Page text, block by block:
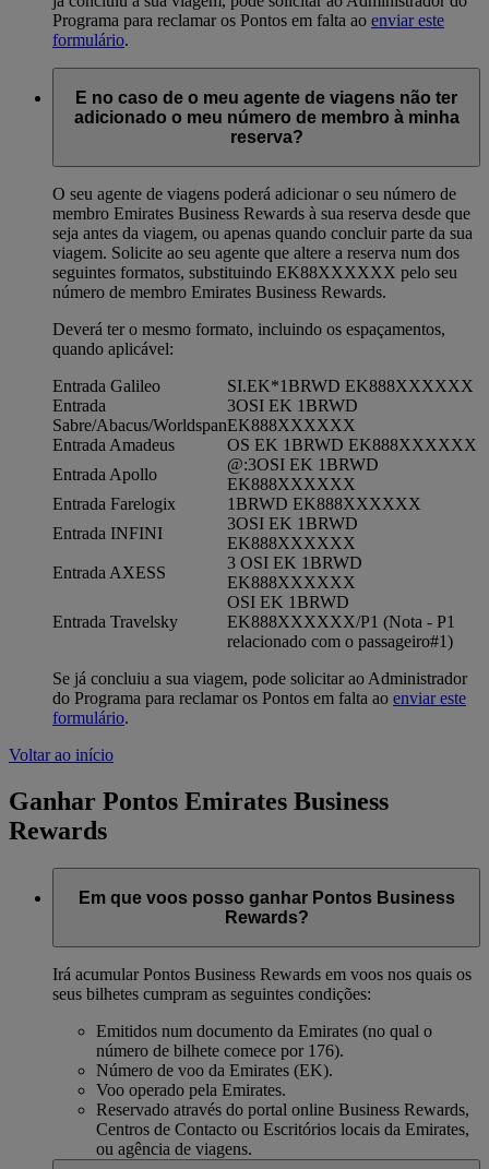
Programa para reclamar os Pontos em falta ao enviar este
formulário.
E no caso de o meu agente de viagens não ter
adicionado o meu número de membro à minha
reserva?
O seu agente de viagens poderá adicionar o seu número de
membro Emirates Business Rewards à sua reserva desde que
seja antes da viagem, ou apenas quando concluir parte da sua
viagem. Solicite ao seu agente que altere a reserva num dos
seguintes formatos, substituindo EK88XXXXXX pelo seu
número de membro Emirates Business Rewards.
Deverá ter o mesmo formato, incluindo os espaçamentos,
quando aplicável:
Entrada Galileo
SI.EK*1BRWD EK888XXXXXX
Entrada
Sabre/Abacus/Worldspan
3OSI EK 1BRWD
EK888XXXXXX
Entrada Amadeus
OS EK 1BRWD EK888XXXXXX
Entrada Apollo
@:3OSI EK 1BRWD
EK888XXXXXX
Entrada Farelogix
1BRWD EK888XXXXXX
Entrada INFINI
3OSI EK 1BRWD
EK888XXXXXX
Entrada AXESS
3 OSI EK 1BRWD
EK888XXXXXX
Entrada Travelsky
OSI EK 1BRWD
EK888XXXXXX/P1 (Nota - P1
relacionado com o passageiro#1)
Se já concluiu a sua viagem, pode solicitar ao Administrador
do Programa para reclamar os Pontos em falta ao enviar este
formulário.
Voltar ao início
Ganhar Pontos Emirates Business
Rewards
Em que voos posso ganhar Pontos Business
Rewards?
Irá acumular Pontos Business Rewards em voos nos quais os
seus bilhetes cumpram as seguintes condições:
Emitidos num documento da Emirates (no qual o
número de bilhete comece por 176).
Número de voo da Emirates (EK).
Voo operado pela Emirates.
Reservado através do portal online Business Rewards,
Centros de Contacto ou Escritórios locais da Emirates,
ou agência de viagens.